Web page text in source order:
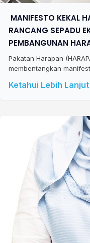
MANIFESTO KEKAL
RANCANG SEPADU
PEMBANGUNAN
Pakatan Harapan
membentangkan
Ketahui Lebih Lanjut